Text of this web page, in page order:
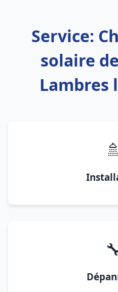
Service:
solaire
Lambres
🚿